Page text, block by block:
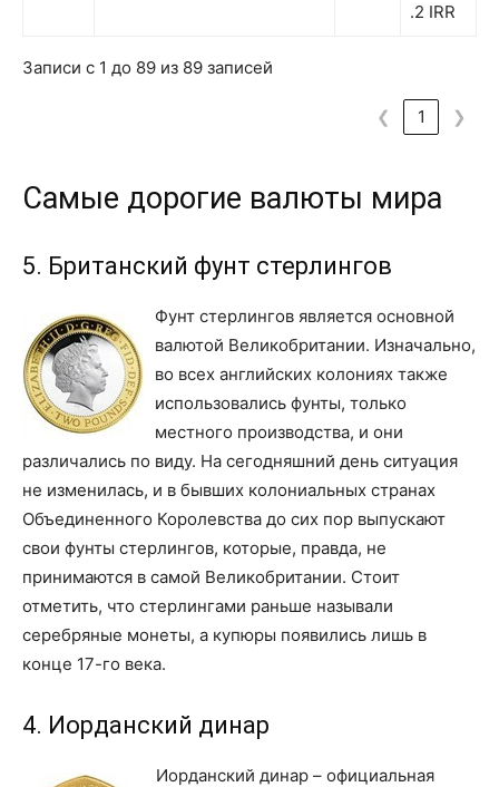
.2 IRR
Записи с 1 до 89 из 89 записей
❮ 1 ❯
Самые дорогие валюты мира
5. Британский фунт стерлингов
Фунт стерлингов является основной
валютой Великобритании. Изначально,
во всех английских колониях также
использовались фунты, только
местного производства, и они
различались по виду. На сегодняшний день ситуация
не изменилась, и в бывших колониальных странах
Объединенного Королевства до сих пор выпускают
свои фунты стерлингов, которые, правда, не
принимаются в самой Великобритании. Стоит
отметить, что стерлингами раньше называли
серебряные монеты, а купюры появились лишь в
конце 17-го века.
4. Иорданский динар
Иорданский динар – официальная